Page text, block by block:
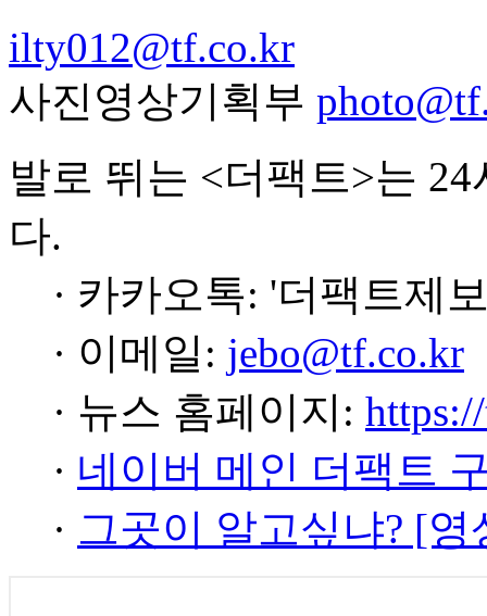
ilty012@tf.co.kr
사진영상기획부
발로 뛰는 <더팩트>는
다.
· 카카오톡: '더팩트제
· 이메일: jebo@tf.co.kr
· 뉴스 홈페이지:
· 네이버 메인 더팩트
· 그곳이 알고싶냐? [